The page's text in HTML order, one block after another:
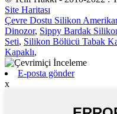
Site Haritası
Çevre Dostu Silikon
Dinozor, Sippy Bardak
Seti, Silikon Bölücü Tabak
Kapaklı,
E-posta gönder
x